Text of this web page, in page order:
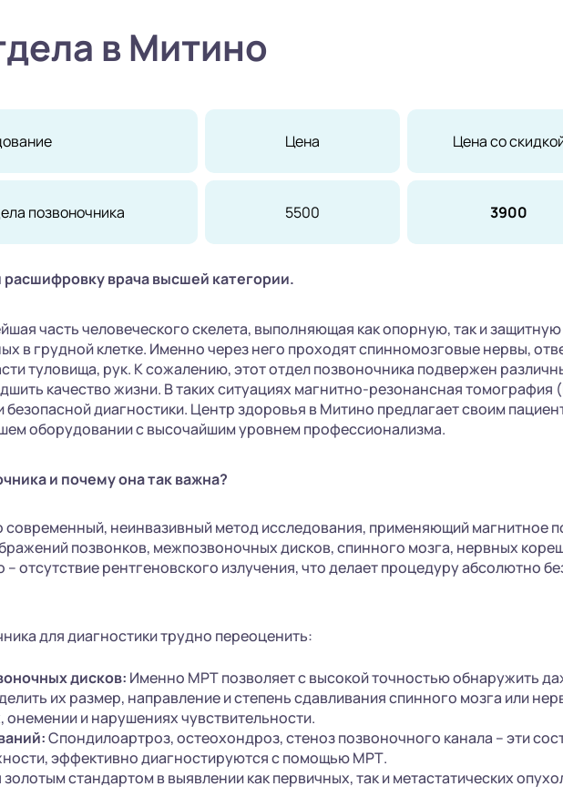
в Митино
Цена Цена со
позвоночника 5500 3900
расшифровку врача высшей категории.
часть человеческого скелета, выполняющая как опорную, так и
в грудной клетке. Именно через него проходят спинномозговые нервы,
туловища, рук. К сожалению, этот отдел позвоночника подвержен
качество жизни. В таких ситуациях магнитно-резонансная томография
диагностики. Центр здоровья в Митино предлагает своим
оборудовании с высочайшим уровнем профессионализма.
и почему она так важна?
современный, неинвазивный метод исследования, применяющий магнитное
позвонков, межпозвоночных дисков, спинного мозга, нервных
– отсутствие рентгеновского излучения, что делает процедуру абсолютно
для диагностики трудно переоценить:
дисков: Именно МРТ позволяет с высокой точностью обнаружить
их размер, направление и степень сдавливания спинного мозга или
и нарушениях чувствительности.
Спондилоартроз, остеохондроз, стеноз позвоночного канала – эти
эффективно диагностируются с помощью МРТ.
стандартом в выявлении как первичных, так и метастатических